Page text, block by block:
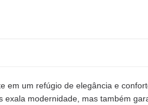
em um refúgio de elegância e
exala modernidade, mas também